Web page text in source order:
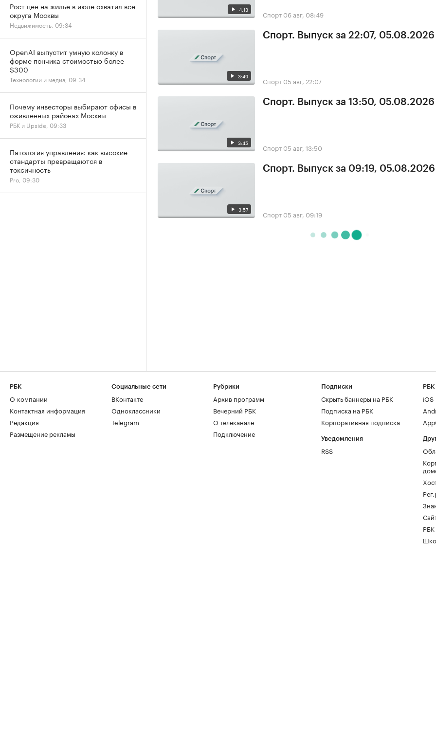
4:13 Спорт 06 авг, 08:49
3:49
Спорт. Выпуск за 22:07, 05.08.2026
Спорт 05 авг, 22:07
3:45
Спорт. Выпуск за 13:50, 05.08.2026
Спорт 05 авг, 13:50
3:57
Спорт. Выпуск за 09:19, 05.08.2026
Спорт 05 авг, 09:19
Рост цен на жилье в июле охватил все
округа Москвы
Недвижимость, 09:34
OpenAI выпустит умную колонку в
форме пончика стоимостью более
$300
Технологии и медиа, 09:34
Почему инвесторы выбирают офисы в
оживленных районах Москвы
РБК и Upside, 09:33
Патология управления: как высокие
стандарты превращаются в
токсичность
Pro, 09:30
РБК
О компании
Контактная информация
Редакция
Размещение рекламы
Социальные сети
ВКонтакте
Одноклассники
Telegram
Рубрики
Архив программ
Вечерний РБК
О телеканале
Подключение
Подписки
Скрыть баннеры на РБК
Подписка на РБК
Корпоративная подписка
Уведомления
RSS
РБК
iOS